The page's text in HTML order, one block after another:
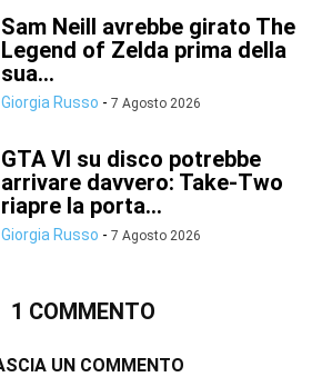
Sam Neill avrebbe girato The
Legend of Zelda prima della
sua...
Giorgia Russo - 7 Agosto 2026
GTA VI su disco potrebbe
arrivare davvero: Take-Two
riapre la porta...
Giorgia Russo - 7 Agosto 2026
1 COMMENTO
UN COMMENTO